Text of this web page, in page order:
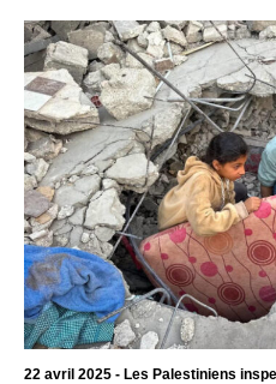
22 avril 2025 - Les Palestiniens